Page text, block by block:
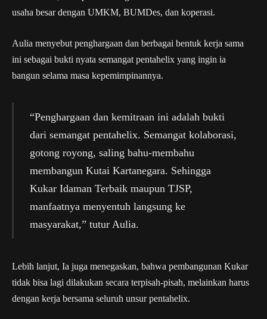
usaha besar dengan UMKM, BUMDes, dan koperasi.
Aulia menyebut penghargaan dan berbagai bentuk kerja sama
ini sebagai bukti nyata semangat pentahelix yang ingin ia
bangun selama masa kepemimpinannya.
“Penghargaan dan kemitraan ini adalah bukti
dari semangat pentahelix. Semangat kolaborasi,
gotong royong, saling bahu-membahu
membangun Kutai Kartanegara. Sehingga
Kukar Idaman Terbaik maupun TJSP,
manfaatnya menyentuh langsung ke
masyarakat,” tutur Aulia.
Lebih lanjut, Ia juga menegaskan, bahwa pembangunan Kukar
tidak bisa lagi dilakukan secara terpisah-pisah, melainkan harus
dengan kerja bersama seluruh unsur pentahelix.